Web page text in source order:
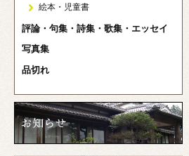
絵本・児童書
評論・句集・詩集・歌集・エッセイ
写真集
品切れ